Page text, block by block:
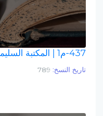
437-م1 | المكتبة
تاريخ النسخ: